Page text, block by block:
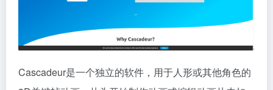
Cascadeur是一个独立的软件，用于人形或其他角色的